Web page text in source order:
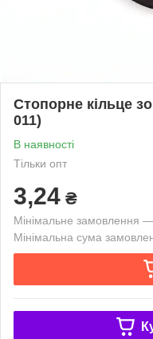
Стопорне кільце
011)
В наявності
Тільки опт
3,24 ₴
Мінімальне замовлення
Мінімальна сума